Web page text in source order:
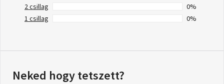
2 csillag
0%
1 csillag
0%
Neked hogy tetszett?